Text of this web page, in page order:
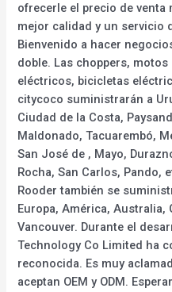
ofrecerle el precio de venta
mejor calidad y un servicio
Bienvenido a hacer
doble. Las choppers,
eléctricos, bicicletas
citycoco suministrarán a
Ciudad de la Costa,
Maldonado, Tacuarembó,
San José de , Mayo,
Rocha, San Carlos, Pando,
Rooder también se
Europa, América, Australia,
Vancouver. Durante el
Technology Co Limited ha
reconocida. Es muy
aceptan OEM y ODM.